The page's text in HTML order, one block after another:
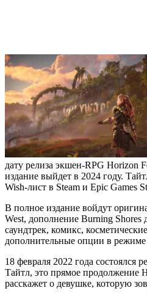
дату релиза экшен-RPG Horizon
издание выйдет в 2024 году.
Wish-лист в Steam и Epic Games
В полное издание войдут
West, дополнение Burning Shores
саундтрек, комикс,
дополнительные опции в
18 февраля 2022 года состоялся
Тайтл, это прямое продолжение
расскажет о девушке, которую